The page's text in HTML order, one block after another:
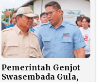
Pemerintah Genjot
Swasembada Gula,